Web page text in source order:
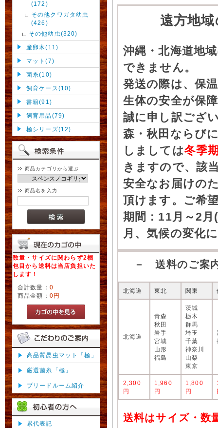
(172)
その他クワガタ幼虫
(426)
その他幼虫(320)
産卵木(11)
マット(7)
菌糸(10)
飼育ケース(10)
書籍(91)
飼育用品(79)
極シリーズ(12)
商品カテゴリから選ぶ
商品名を入力
数量・サイズに関わらず2梱
包目から送料は当店負担いた
します！
合計数量： 0
商品金額： 0円
高品質昆虫マット「極」
厳選菌糸「極」
ブリードルーム紹介
累代表記
遠方地
沖縄・北海道地
できません。
発送の際は、保
生体の安全が保
誠に申し訳ござ
森・秋田ならび
しましては冬季
きますので、該
安全なお届けの
頂けます。ご希
期間：11月～2
月、気候の変化
－ 送料のご案
北海道 東北 関東
北海道
青森
秋田
岩手
宮城
山形
福島
茨城
栃木
群馬
埼玉
千葉
神奈川
山梨
東京
2,300
円
1,960
円
1,800
円
送料はサイズ・数